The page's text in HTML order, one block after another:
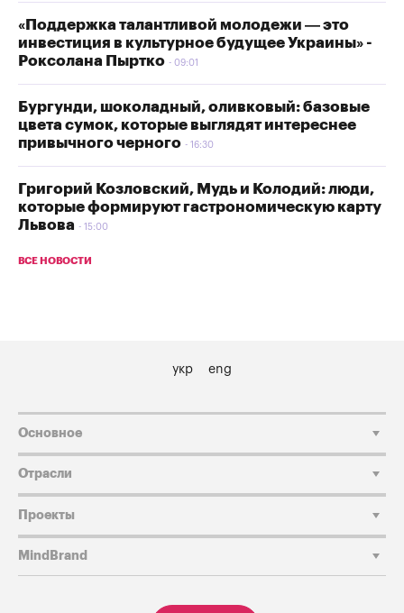
«Поддержка талантливой молодежи — это
инвестиция в культурное будущее Украины» -
Роксолана Пыртко
09:01
Бургунди, шоколадный, оливковый: базовые
цвета сумок, которые выглядят интереснее
привычного черного
16:30
Григорий Козловский, Мудь и Колодий: люди,
которые формируют гастрономическую карту
Львова
15:00
ВСЕ НОВОСТИ
укр eng
Основное
Отрасли
Проекты
MindBrand